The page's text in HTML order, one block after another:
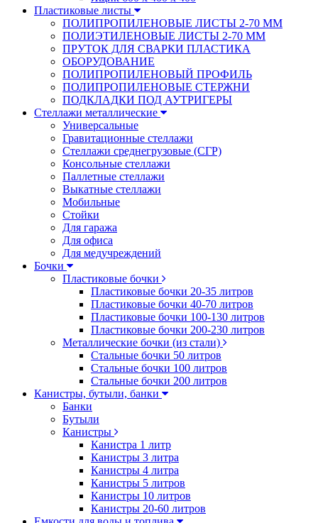
Пластиковые листы
ПОЛИПРОПИЛЕНОВЫЕ ЛИСТЫ 2-70 ММ
ПОЛИЭТИЛЕНОВЫЕ ЛИСТЫ 2-70 ММ
ПРУТОК ДЛЯ СВАРКИ ПЛАСТИКА
ОБОРУДОВАНИЕ
ПОЛИПРОПИЛЕНОВЫЙ ПРОФИЛЬ
ПОЛИПРОПИЛЕНОВЫЕ СТЕРЖНИ
ПОДКЛАДКИ ПОД АУТРИГЕРЫ
Стеллажи металлические
Универсальные
Гравитационные стеллажи
Стеллажи среднегрузовые (СГР)
Консольные стеллажи
Паллетные стеллажи
Выкатные стеллажи
Мобильные
Стойки
Для гаража
Для офиса
Для медучреждений
Бочки
Пластиковые бочки
Пластиковые бочки 20-35 литров
Пластиковые бочки 40-70 литров
Пластиковые бочки 100-130 литров
Пластиковые бочки 200-230 литров
Металлические бочки (из стали)
Стальные бочки 50 литров
Стальные бочки 100 литров
Стальные бочки 200 литров
Канистры, бутыли, банки
Банки
Бутыли
Канистры
Канистра 1 литр
Канистры 3 литра
Канистры 4 литра
Канистры 5 литров
Канистры 10 литров
Канистры 20-60 литров